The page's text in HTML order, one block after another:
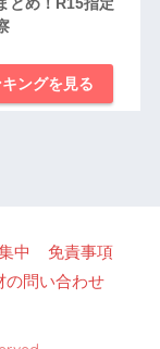
ングを見る
中
免責事項
の問い合わせ